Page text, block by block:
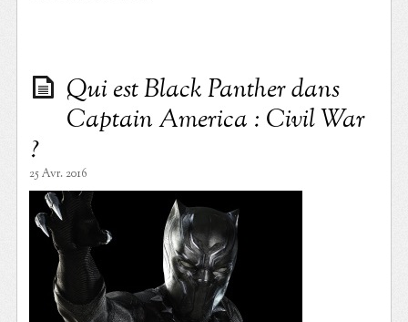
Qui est Black Panther dans
Captain America : Civil War
?
25 Avr. 2016